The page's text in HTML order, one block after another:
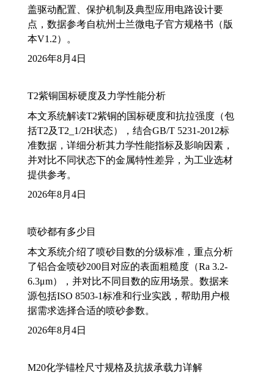
盖驱动配置、保护机制及典型应用电路设计要
点，数据参考自杭州士兰微电子官方规格书（版
本V1.2）。
2026年8月4日
T2紫铜国标硬度及力学性能分析
本文系统解读T2紫铜的国标硬度和抗拉强度（包
括T2及T2_1/2H状态），结合GB/T 5231-2012标
准数据，详细分析其力学性能指标及影响因素，
并对比不同状态下的金属特性差异，为工业选材
提供参考。
2026年8月4日
喷砂都有多少目
本文系统介绍了喷砂目数的分级标准，重点分析
了铝合金喷砂200目对应的表面粗糙度（Ra 3.2-
6.3μm），并对比不同目数的应用场景。数据来
源包括ISO 8503-1标准和行业实践，帮助用户根
据需求选择合适的喷砂参数。
2026年8月4日
M20化学锚栓尺寸规格及抗拔承载力详解